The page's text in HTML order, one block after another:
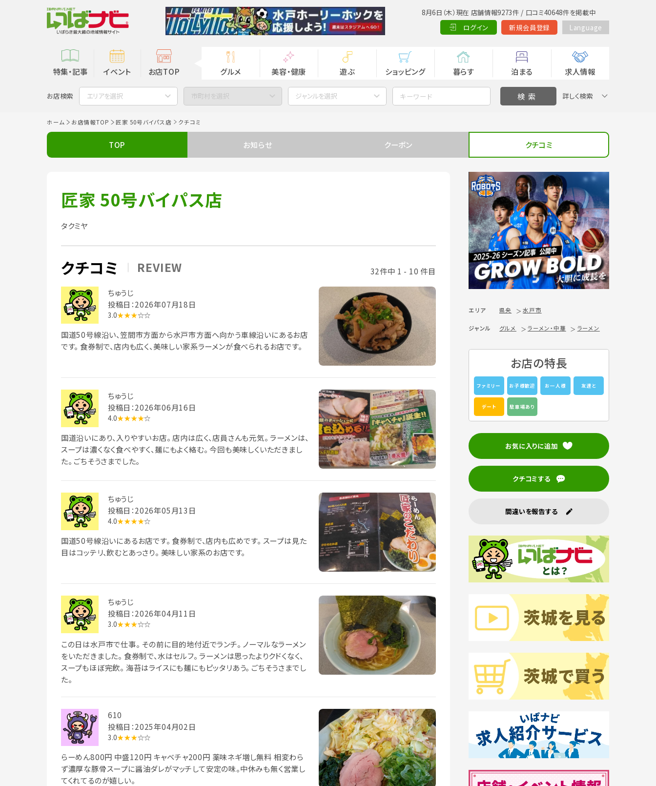
8月6日（木）現在 店舗情報9273件 / 口コミ40648件を掲載中
ログイン
新規会員登録 Language
特集・記事 イベント お店TOP グルメ 美容・健康 遊ぶ ショッピング 暮らす 泊まる 求人情報
お店検索 エリアを選択 市町村を選択 ジャンルを選択 詳しく検索
ホーム お店情報TOP 匠家 50号バイパス店 クチコミ
TOP お知らせ クーポン クチコミ
匠家 50号バイパス店
タクミヤ
クチコミ REVIEW
32件中 1 - 10 件目
ちゅうじ
投稿日：2026年07月18日
3.0★★★☆☆
国道50号線沿い、笠間市方面から水戸市方面へ向かう車線沿いにあるお店
です。 食券制で、店内も広く、美味しい家系ラーメンが食べられるお店です。
ちゅうじ
投稿日：2026年06月16日
4.0★★★★☆
国道沿いにあり、入りやすいお店。 店内は広く、店員さんも元気。 ラーメンは、
スープは濃くなく食べやすく、麺にもよく絡む。 今回も美味しくいただきまし
た。 ごちそうさまでした。
ちゅうじ
投稿日：2026年05月13日
4.0★★★★☆
国道50号線沿いにあるお店です。 食券制で、店内も広めです。 スープは見た
目はコッテリ、飲むとあっさり。 美味しい家系のお店です。
ちゅうじ
投稿日：2026年04月11日
3.0★★★☆☆
この日は水戸市で仕事。 その前に目的地付近でランチ。 ノーマルなラーメン
をいただきました。 食券制で、水はセルフ。 ラーメンは思ったよりクドくなく、
スープもほぼ完飲。 海苔はライスにも麺にもピッタリあう。 ごちそうさまでし
た。
610
投稿日：2025年04月02日
3.0★★★☆☆
らーめん800円 中盛120円 キャベチャ200円 薬味ネギ増し無料 相変わら
ず濃厚な豚骨スープに醤油ダレがマッチして安定の味。中休みも無く営業し
てくれてるのが嬉しい。
エリア 県央 水戸市
ジャンル グルメ ラーメン・中華 ラーメン
お店の特長
ファミリー お子様歓迎 お一人様 友達と
デート 駐車場あり
お気に入りに追加
クチコミする
間違いを報告する